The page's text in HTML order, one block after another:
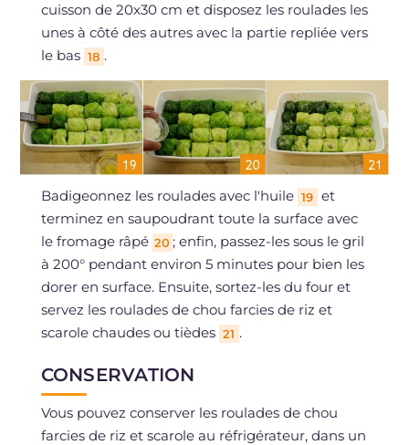
cuisson de 20x30 cm et disposez les roulades les
unes à côté des autres avec la partie repliée vers
le bas 18 .
Badigeonnez les roulades avec l'huile 19 et
terminez en saupoudrant toute la surface avec
le fromage râpé 20 ; enfin, passez-les sous le gril
à 200° pendant environ 5 minutes pour bien les
dorer en surface. Ensuite, sortez-les du four et
servez les roulades de chou farcies de riz et
scarole chaudes ou tièdes 21 .
CONSERVATION
Vous pouvez conserver les roulades de chou
farcies de riz et scarole au réfrigérateur, dans un